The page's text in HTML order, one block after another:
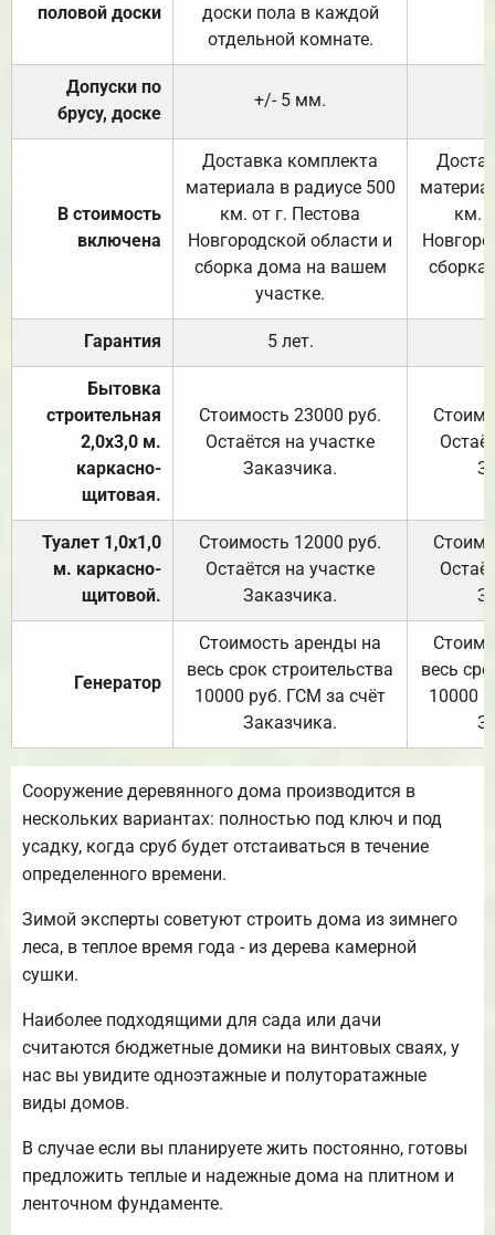
половой доски
доски пола в каждой
отдельной комнате.
Допуски по
брусу, доске
+/- 5 мм.
В стоимость
включена
Доставка комплекта
материала в радиусе 500
км. от г. Пестова
Новгородской области и
сборка дома на вашем
участке.
км.
Гарантия 5 лет.
Бытовка
строительная
2,0х3,0 м.
каркасно-
щитовая.
Стоимость 23000 руб.
Остаётся на участке
Заказчика.
Туалет 1,0х1,0
м. каркасно-
щитовой.
Стоимость 12000 руб.
Остаётся на участке
Заказчика.
Генератор
Стоимость аренды на
весь срок строительства
10000 руб. ГСМ за счёт
Заказчика.
весь
10000
Сооружение деревянного дома производится в
нескольких вариантах: полностью под ключ и под
усадку, когда сруб будет отстаиваться в течение
определенного времени.
Зимой эксперты советуют строить дома из зимнего
леса, в теплое время года - из дерева камерной
сушки.
Наиболее подходящими для сада или дачи
считаются бюджетные домики на винтовых сваях, у
нас вы увидите одноэтажные и полуторатажные
виды домов.
В случае если вы планируете жить постоянно, готовы
предложить теплые и надежные дома на плитном и
ленточном фундаменте.